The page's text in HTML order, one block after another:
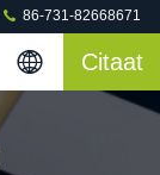
86-731-82668671
Citaat